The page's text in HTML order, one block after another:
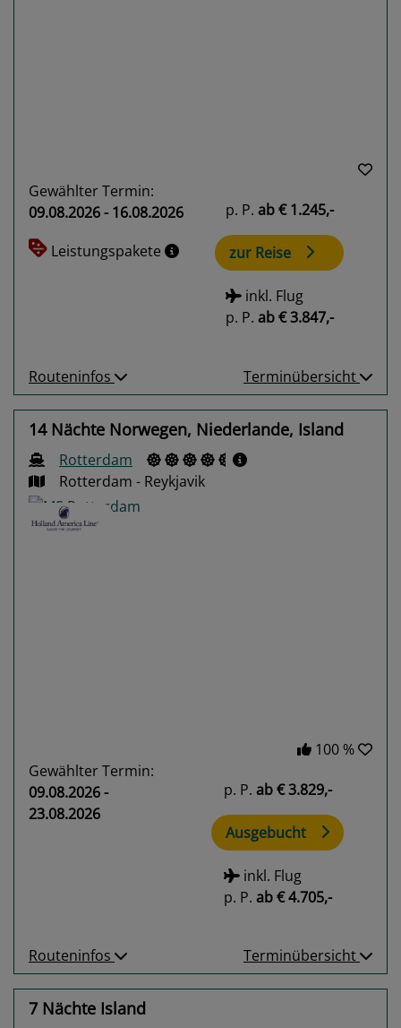
Gewählter Termin:
09.08.2026 - 16.08.2026
Leistungspakete
p. P. ab€ 1.245,-
zur Reise
inkl. Flug
p. P. ab€ 3.847,-
Routeninfos Terminübersicht
14 Nächte Norwegen, Niederlande, Island
Rotterdam
Rotterdam - Reykjavik
100 %
Gewählter Termin:
09.08.2026 -
23.08.2026
p. P. ab€ 3.829,-
Ausgebucht
inkl. Flug
p. P. ab€ 4.705,-
Routeninfos Terminübersicht
7 Nächte Island